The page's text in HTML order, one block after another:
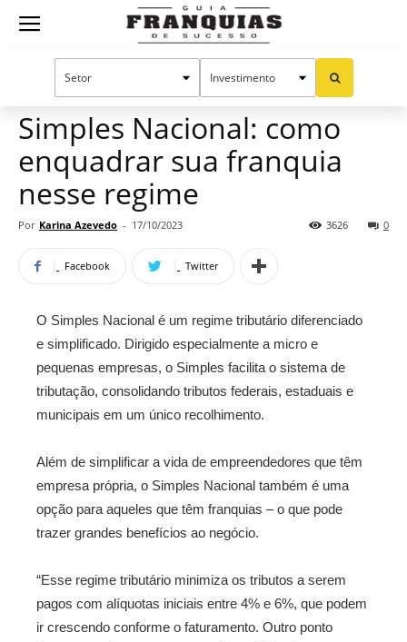
Guia
Mercado de franquias
Simples Nacional: como
enquadrar sua franquia
nesse regime
Por Karina Azevedo - 17/10/2023 0
3626
Facebook Twitter
O Simples Nacional é um regime tributário diferenciado
e simplificado. Dirigido especialmente a micro e
pequenas empresas, o Simples facilita o sistema de
tributação, consolidando tributos federais, estaduais e
municipais em um único recolhimento.
Além de simplificar a vida de empreendedores que têm
empresa própria, o Simples Nacional também é uma
opção para aqueles que têm franquias – o que pode
trazer grandes benefícios ao negócio.
“Esse regime tributário minimiza os tributos a serem
pagos com alíquotas iniciais entre 4% e 6%, que podem
ir crescendo conforme o faturamento. Outro ponto